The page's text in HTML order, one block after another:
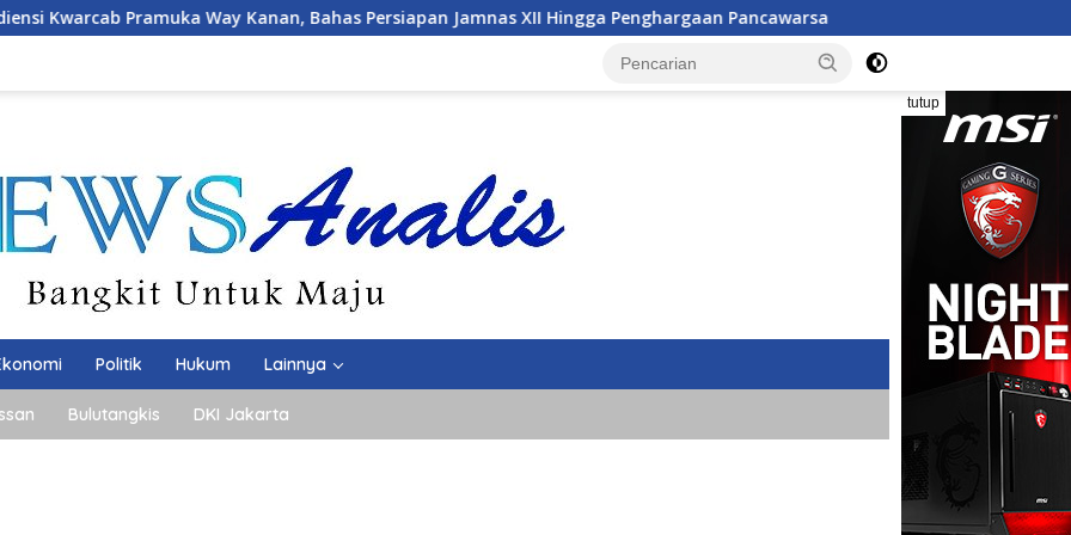
Bahas Persiapan Jamnas XII Hingga Penghargaan Pancawarsa JMSI Dorong Transparansi Penanganan Perkara
tutup
Politik Hukum Lainnya
Bulutangkis DKI Jakarta